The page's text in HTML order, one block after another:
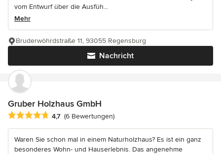
vom Entwurf über die Ausfüh...
Mehr
Nachricht
Bruderwöhrdstraße 11, 93055 Regensburg
Gruber Holzhaus GmbH
Durchschnittliche Bewertung: 4.7 von 5 Sternen
4,7 (6 Bewertungen)
Waren Sie schon mal in einem Naturholzhaus? Es ist ein ganz
besonderes Wohn- und Hauserlebnis. Das angenehme